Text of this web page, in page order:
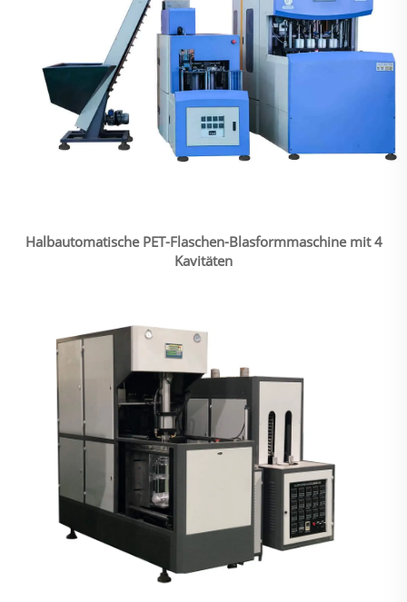
Halbautomatische PET-Flaschen-Blasformmaschine mit 4
Kavitäten